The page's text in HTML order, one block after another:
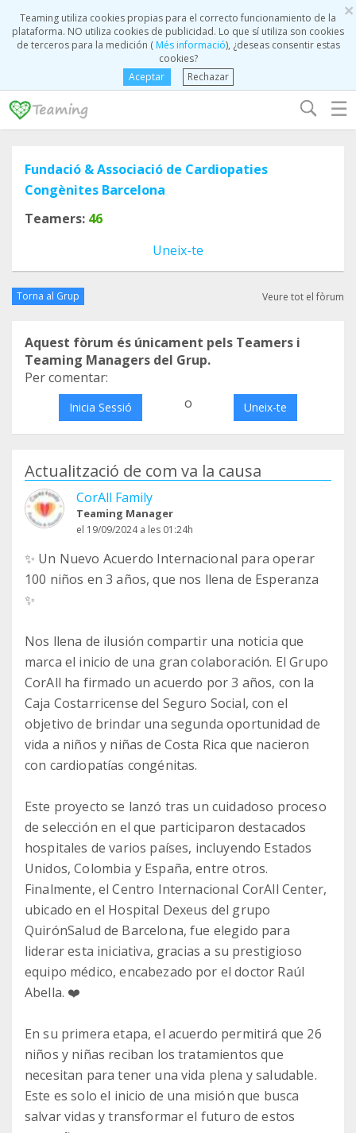
×
Teaming utiliza cookies propias para el correcto funcionamiento de la
plataforma. NO utiliza cookies de publicidad. Lo que sí utiliza son cookies
de terceros para la medición (Més informació), ¿deseas consentir estas
cookies?
Aceptar
Rechazar
☰
Fundació & Associació de Cardiopaties
Congènites Barcelona
Teamers: 46
Uneix-te
Torna al Grup Veure tot el fòrum
Aquest fòrum és únicament pels Teamers i
Teaming Managers del Grup.
Per comentar:
Inicia Sessió o Uneix-te
Actualització de com va la causa
CorAll Family
Teaming Manager
el 19/09/2024 a les 01:24h
✨ Un Nuevo Acuerdo Internacional para operar
100 niños en 3 años, que nos llena de Esperanza
✨
Nos llena de ilusión compartir una noticia que
marca el inicio de una gran colaboración. El Grupo
CorAll ha firmado un acuerdo por 3 años, con la
Caja Costarricense del Seguro Social, con el
objetivo de brindar una segunda oportunidad de
vida a niños y niñas de Costa Rica que nacieron
con cardiopatías congénitas.
Este proyecto se lanzó tras un cuidadoso proceso
de selección en el que participaron destacados
hospitales de varios países, incluyendo Estados
Unidos, Colombia y España, entre otros.
Finalmente, el Centro Internacional CorAll Center,
ubicado en el Hospital Dexeus del grupo
QuirónSalud de Barcelona, fue elegido para
liderar esta iniciativa, gracias a su prestigioso
equipo médico, encabezado por el doctor Raúl
Abella. ❤️
En su primera etapa, el acuerdo permitirá que 26
niños y niñas reciban los tratamientos que
necesitan para tener una vida plena y saludable.
Este es solo el inicio de una misión que busca
salvar vidas y transformar el futuro de estos